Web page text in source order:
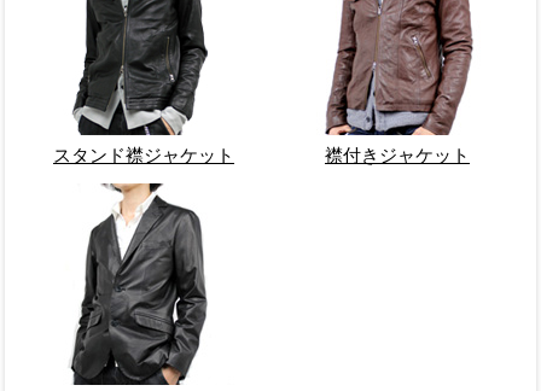
スタンド襟ジャケット 襟付きジャケット